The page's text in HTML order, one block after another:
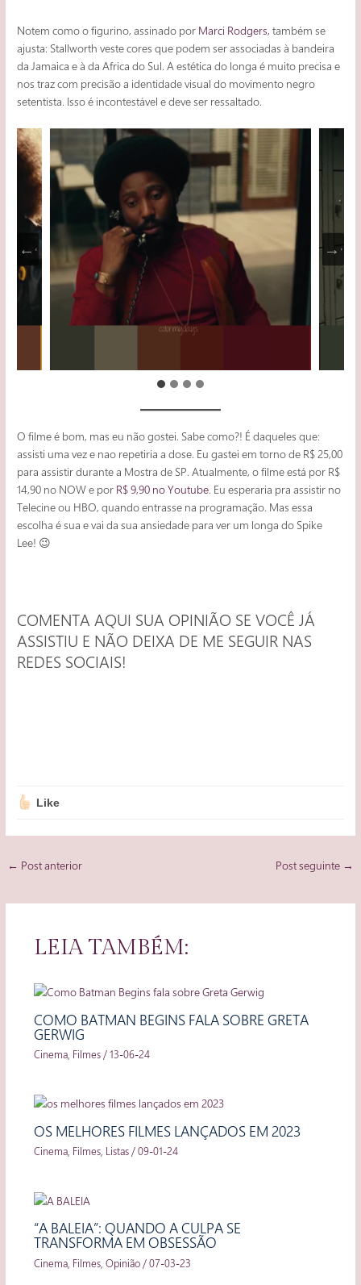
Notem como o figurino, assinado por Marci Rodgers, também se
ajusta: Stallworth veste cores que podem ser associadas à bandeira
da Jamaica e à da Africa do Sul. A estética do longa é muito precisa e
nos traz com precisão a identidade visual do movimento negro
setentista. Isso é incontestável e deve ser ressaltado.
O filme é bom, mas eu não gostei. Sabe como?! É daqueles que:
assisti uma vez e nao repetiria a dose. Eu gastei em torno de R$ 25,00
para assistir durante a Mostra de SP. Atualmente, o filme está por R$
14,90 no NOW e por R$ 9,90 no Youtube. Eu esperaria pra assistir no
Telecine ou HBO, quando entrasse na programação. Mas essa
escolha é sua e vai da sua ansiedade para ver um longa do Spike
Lee! 😉
COMENTA AQUI SUA OPINIÃO SE VOCÊ JÁ
ASSISTIU E NÃO DEIXA DE ME SEGUIR NAS
REDES SOCIAIS!
Like
Post
← Post anterior Post seguinte →
LEIA TAMBÉM:
COMO BATMAN BEGINS FALA SOBRE GRETA
GERWIG
Cinema, Filmes/13-06-24
OS MELHORES FILMES LANÇADOS EM 2023
Cinema, Filmes, Listas/09-01-24
“A BALEIA”: QUANDO A CULPA SE
TRANSFORMA EM OBSESSÃO
Cinema, Filmes, Opinião/07-03-23